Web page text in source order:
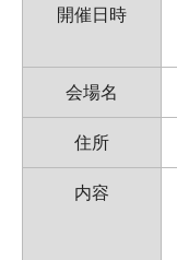
開催日時
会場名
住所
内容